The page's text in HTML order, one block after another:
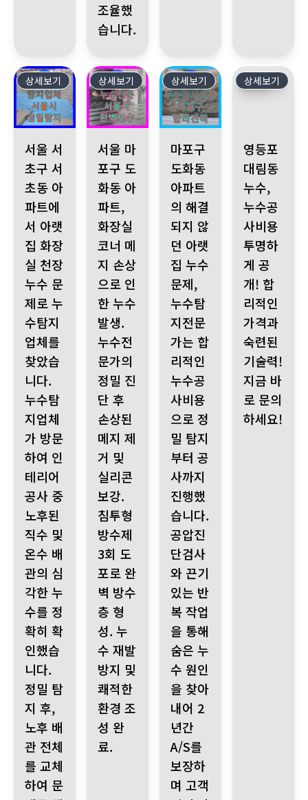
조율했
습니다.
506
상세보기
서울 서
초구 서
초동 아
파트에
서 아랫
집 화장
실 천장
누수 문
제로 누
수탐지
업체를
찾았습
니다.
누수탐
지업체
가 방문
하여 인
테리어
공사 중
노후된
직수 및
온수 배
관의 심
각한 누
수를 정
확히 확
인했습
니다.
정밀 탐
지 후,
노후 배
관 전체
를 교체
하여 문
505
상세보기
서울 마
포구 도
화동 아
파트,
화장실
코너 메
지 손상
으로 인
한 누수
발생.
누수전
문가의
정밀 진
단 후
손상된
메지 제
거 및
실리콘
보강.
침투형
방수제
3회 도
포로 완
벽 방수
층 형
성. 누
수 재발
방지 및
쾌적한
환경 조
성 완
료.
504
상세보기
마포구
도화동
아파트
의 해결
되지 않
던 아랫
집 누수
문제,
누수탐
지전문
가는 합
리적인
누수공
사비용
으로 정
밀 탐지
부터 공
사까지
진행했
습니다.
공압진
단검사
와 끈기
있는 반
복 작업
을 통해
숨은 누
수 원인
을 찾아
내어 2
년간
A/S를
보장하
며 고객
503
상세보기
영등포
대림동
누수,
누수공
사비용
투명하
게 공
개! 합
리적인
가격과
숙련된
기술력!
지금 바
로 문의
하세요!